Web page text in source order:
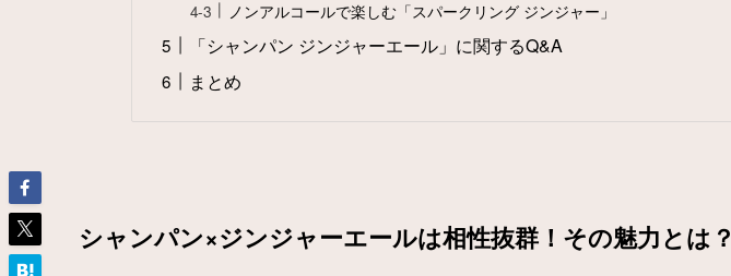
ノンアルコールで楽しむ「スパークリング ジンジャー」
「シャンパン ジンジャーエール」に関するQ&A
まとめ
シャンパン×ジンジャーエールは相性抜群！その魅力とは？